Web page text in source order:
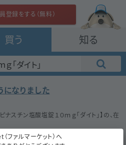
買う 知る
登録をする（無料）
なりました
ナスチン塩酸塩錠１０ｍｇ「ダイト」 】の、在
気に入り登録をしておきましょう。
ファルマーケット）へ